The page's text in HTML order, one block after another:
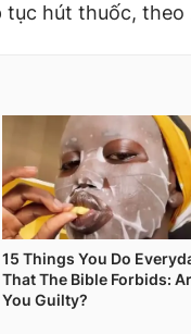
tục hút thuốc, theo